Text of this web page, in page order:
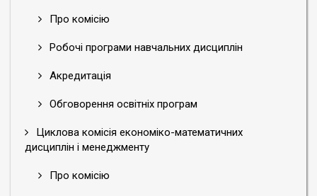
Про комісію
Робочі програми навчальних дисциплін
Акредитація
Обговорення освітніх програм
Циклова комісія економіко-математичних
дисциплін і менеджменту
Про комісію